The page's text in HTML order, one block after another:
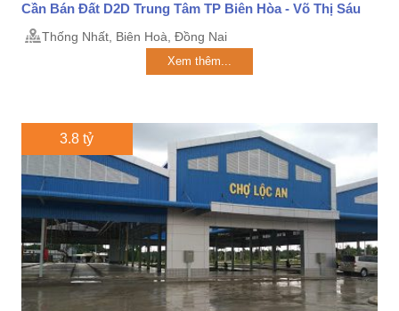
Cần Bán Đất D2D Trung Tâm TP Biên Hòa - Võ Thị Sáu
Thống Nhất, Biên Hoà, Đồng Nai
Xem thêm...
3.8 tỷ